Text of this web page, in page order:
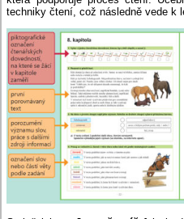
techniky čtení, což následně vede k